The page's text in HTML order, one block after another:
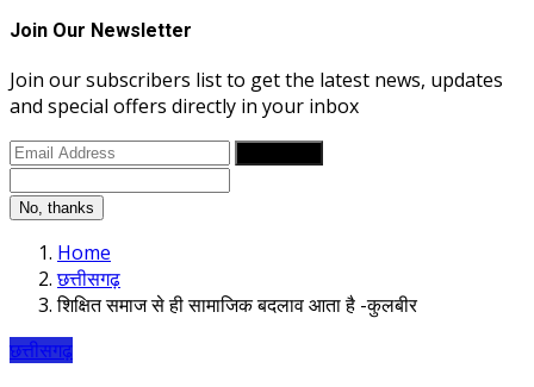
Join Our Newsletter
Join our subscribers list to get the latest news, updates
and special offers directly in your inbox
No, thanks
Home
छत्तीसगढ़
शिक्षित समाज से ही सामाजिक बदलाव आता है -कुलबीर
छत्तीसगढ़